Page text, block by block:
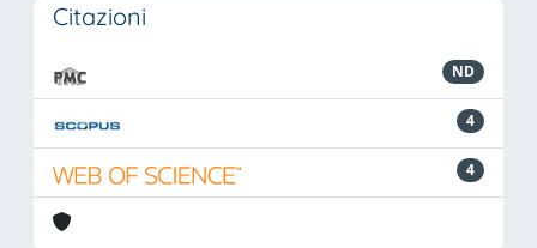
Citazioni
ND
4
4